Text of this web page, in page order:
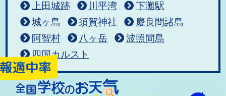
上田城跡
川平湾
下灘駅
城ヶ島
須賀神社
慶良間諸島
阿智村
八ヶ岳
波照間島
四国カルスト